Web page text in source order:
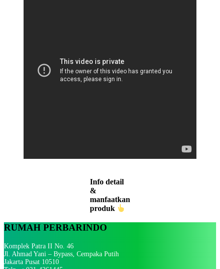
Info detail
&
manfaatkan
produk
RUMAH PERBARINDO
Komplek Patra II No. 46
Jl. Ahmad Yani – Bypass, Cempaka Putih
Jakarta Pusat 10510